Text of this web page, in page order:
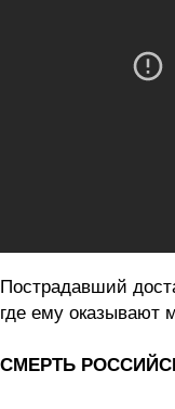
Пострадавший
где ему оказывают
СМЕРТЬ